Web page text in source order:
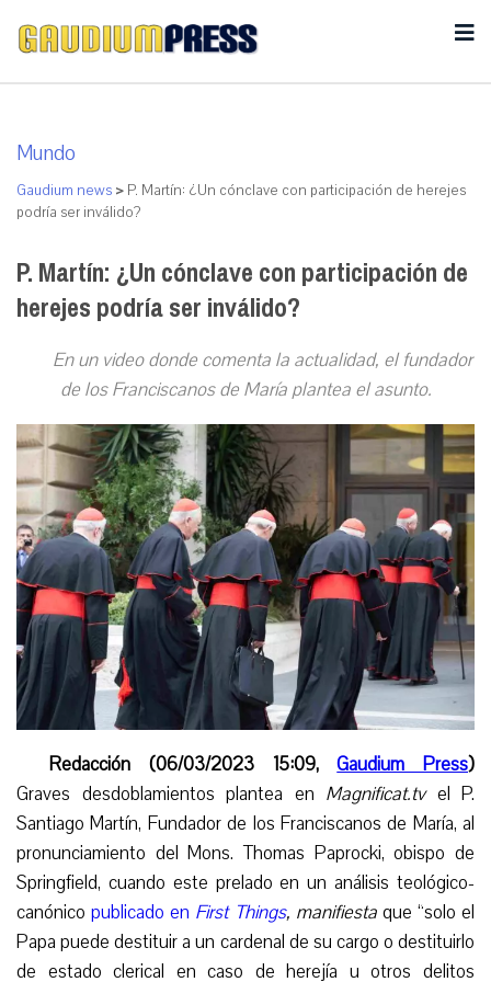
Mundo
Gaudium news > P. Martín: ¿Un cónclave con participación de herejes
podría ser inválido?
P. Martín: ¿Un cónclave con participación de
herejes podría ser inválido?
En un video donde comenta la actualidad, el fundador
de los Franciscanos de María plantea el asunto.
Redacción (06/03/2023 15:09,Gaudium Press)
Graves desdoblamientos plantea en Magnificat.tvel P.
Santiago Martín, Fundador de los Franciscanos de María, al
pronunciamiento del Mons. Thomas Paprocki, obispo de
Springfield, cuando este preladoen un análisis teológico-
canónicopublicado en First Things, manifiesta que “solo el
Papa puede destituir a un cardenal de su cargo o destituirlo
de estado clerical en caso de herejía u otros delitos